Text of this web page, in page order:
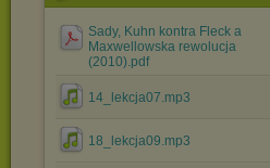
Sady, Kuhn kontra Fleck a
Maxwellowska rewolucja
(2010).pdf
14_lekcja07.mp3
18_lekcja09.mp3